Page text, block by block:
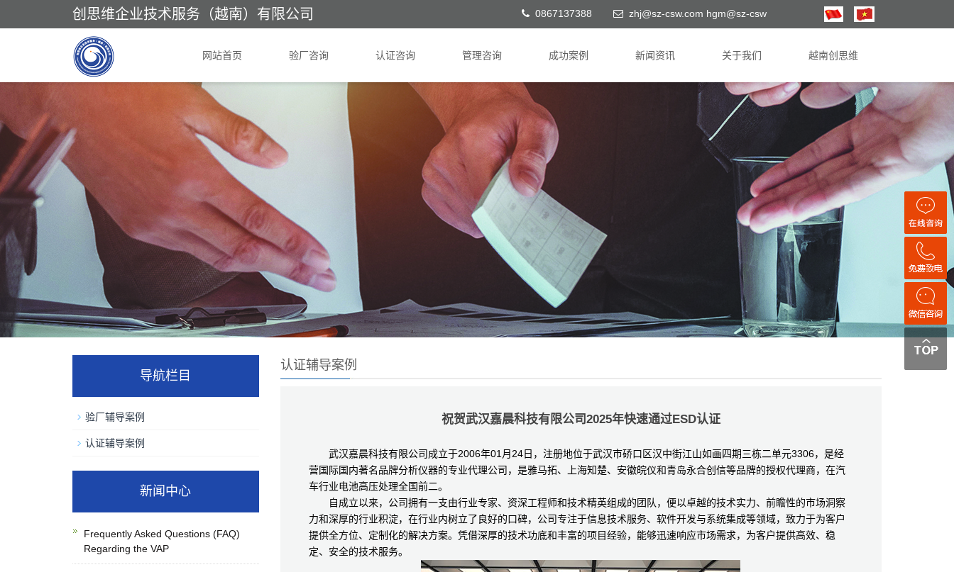
创思维企业技术服务（越南）有限公司 0867137388 zhj@sz-csw.com hgm@sz-csw
网站首页 验厂咨询 认证咨询 管理咨询 成功案例 新闻资讯 关于我们 越南创思维
认证辅导案例
祝贺武汉嘉晨科技有限公司2025年快速通过ESD认证
武汉嘉晨科技有限公司成立于2006年01月24日，注册地位于武汉市硚口区汉中街江山如画四期三栋二单元3306，是经
营国际国内著名品牌分析仪器的专业代理公司，是雅马拓、上海知楚、安徽皖仪和青岛永合创信等品牌的授权代理商，在汽
车行业电池高压处理全国前二。
自成立以来，公司拥有一支由行业专家、资深工程师和技术精英组成的团队，便以卓越的技术实力、前瞻性的市场洞察
力和深厚的行业积淀，在行业内树立了良好的口碑，公司专注于信息技术服务、软件开发与系统集成等领域，致力于为客户
提供全方位、定制化的解决方案。凭借深厚的技术功底和丰富的项目经验，能够迅速响应市场需求，为客户提供高效、稳
定、安全的技术服务。
导航栏目
验厂辅导案例
认证辅导案例
新闻中心
Frequently Asked Questions (FAQ)
Regarding the VAP